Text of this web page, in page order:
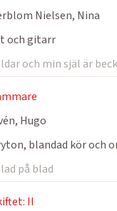
Nielsen, Nina
och gitarr
och min själ är
Hugo
blandad kör och
på blad
II